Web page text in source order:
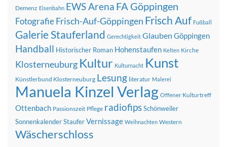
Demenz Eisenbahn EWS Arena FA Göppingen
FotografieFrisch-Auf-Göppingen Frisch Auf Fußball
Galerie Stauferland Gerechtigkeit Glauben Göppingen
Handball Historischer Roman Hohenstaufen Kelten Kirche
Klosterneuburg Kultur Kulturnacht Kunst
Künstlerbund Klosterneuburg Lesung literatur Malerei
Manuela Kinzel Verlag Offener Kulturtreff
Ottenbach Passionszeit Pflege radiofipsSchönweiler
SonnenkalenderStauferVernissage Weihnachten Western
Wäscherschloss